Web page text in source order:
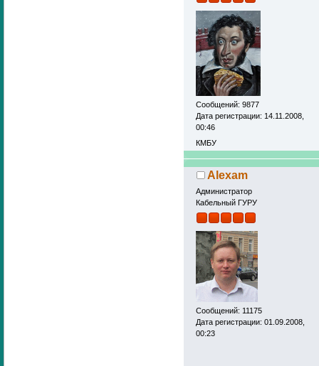
Сообщений: 9877
Дата регистрации: 14.11.2008,
00:46
КМБУ
Alexam
Администратор
Кабельный ГУРУ
Сообщений: 11175
Дата регистрации: 01.09.2008,
00:23